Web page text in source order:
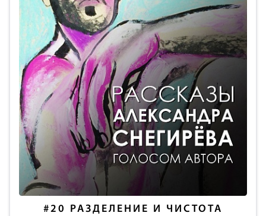
#20 РАЗДЕЛЕНИЕ И ЧИСТОТА